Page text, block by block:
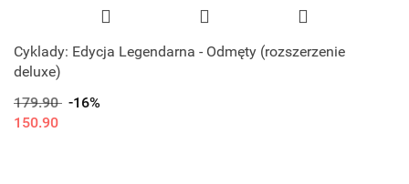
Cyklady: Edycja Legendarna - Odmęty (rozszerzenie
deluxe)
179.90 -16%
150.90